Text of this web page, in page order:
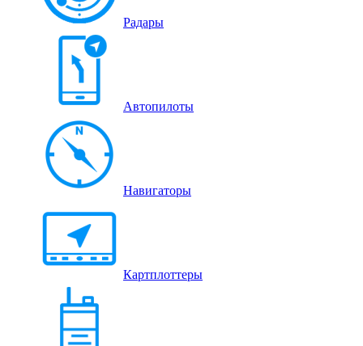
Радары
Автопилоты
Навигаторы
Картплоттеры